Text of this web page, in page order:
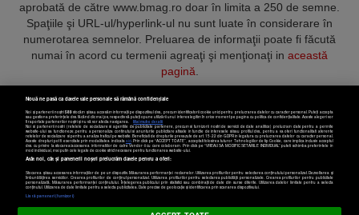
aprobată de către www.bmag.ro doar în limita a 250 de semne.
Spaţiile şi URL-ul/hyperlink-ul nu sunt luate în considerare în
numerotarea semnelor. Preluarea de informaţii poate fi făcută
numai în acord cu termenii agreaţi şi menţionaţi in această
pagină
Termeni și condiții Confidențialitate Cookies Contact
Copyright © 2025 BUSINESSMEX S.A.
Setări cookies
Nouă ne pasă ca datele tale personale să rămână confidențiale
Noi și partenerii noștri589stocăm și/sau accesăm informații pe dispozitivul dvs., precum identificatorii cookie unici pentru prelucrarea datelor cu caracter personal. Puteți accepta
sau gestiona preferințele dvs. făcând clic mai jos, respectiv vă puteți opune utilizării unui interes legitim în orice moment pe pagina cu politica de confidențialitate. Aceste alegeri vor
fi raportate partenerilor noștri și nu vă vor afecta navigarea.
Mai multe detalii
Noi si partenerii nostri (retelele de socializare si agentiile de publicitate partenere, precum si furnizorii nostri de servicii de date analitice) prelucram date pentru a permite
website-ului sa functioneze, pentru a personaliza continutul si anunturile publicitare afisate in functie de interesele si/sau profilul dvs., pentru a va oferi functionalitati aferente
retelelor de socializare si pentru a analiza traficul pe website. Beneficiati de drepturile prevazute de art. 15-22 din GDPR in legatura cu prelucrarea datelor cu caracter personal.
Aceste drepturi pot fi exercitate prin modalitatea indicataaici. Prin click pe “ACCEPT TOATE”, acceptati folosirea tuturor Tehnologiilor de tip Cookie, care implica inclusiv acceptul
dvs. cu privire la stocarea/accesarea informatiilor de catre Vendor-ii cu care colaboram. Prin click pe “VREAU SA MODIFIC SETARILE INDIVIDUAL” puteti schimba preferintele in
mod individual, mai putin cele legate de cookie strict necesare pentru functionarea website-ului.
Atât noi, cât și partenerii noștri prelucrăm datele pentru a oferi:
Stocarea și/sau accesarea informațiilor de pe un dispozitiv. Măsurarea performanței reclamelor. Utilizarea profilurilor pentru selectarea conținutului personalizat. Dezvoltarea și
îmbunătățirea serviciilor. Crearea profilurilor de conținut personalizat. Utilizarea profilurilor pentru selectarea publicității personalizate. Crearea profilurilor pentru publicitate
personalizată. Măsurarea performanței conținutului. Înțelegerea publicului prin statistici sau combinații de date din surse diferite. Utilizarea datelor limitate pentru a selecta
conținutul. Utilizarea de date limitate pentru a selecta publicitatea. Date precise de geolocație și identificarea prin scanarea dispozitivului.
Listă parteneri (furnizori)